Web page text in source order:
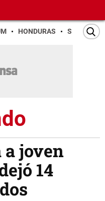
HONDURAS SAN PEDRO
joven
14